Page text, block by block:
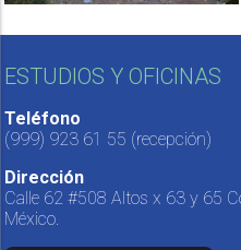
ESTUDIOS Y OFICINAS
Teléfono
(999) 923 61 55 (recepción)
Dirección
Calle 62 #508 Altos x 63 y 65
México.